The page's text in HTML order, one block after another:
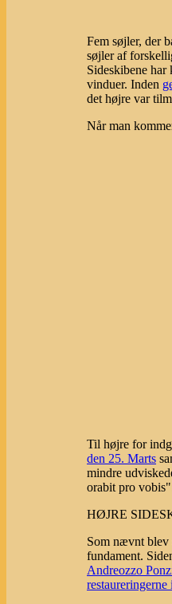
Fem søjler, der
søjler af
Sideskibene
vinduer. Inden
det højre var
Når man
Til højre for
den 25. Marts
mindre
orabit pro
HØJRE
Som nævnt blev
fundament.
Andreozzo